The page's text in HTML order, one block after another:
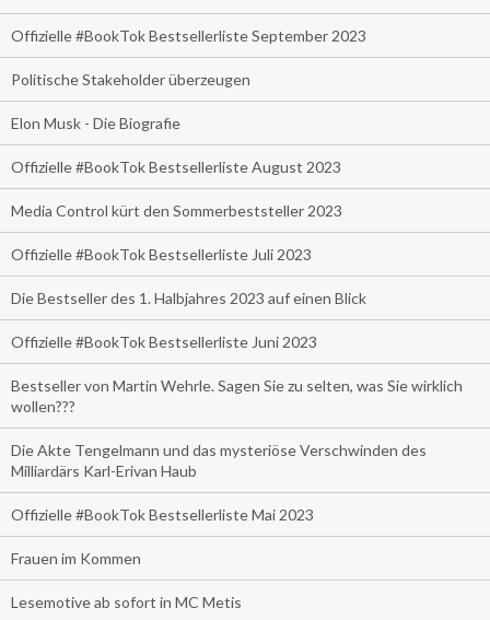
Offizielle #BookTok Bestsellerliste September 2023
Politische Stakeholder überzeugen
Elon Musk - Die Biografie
Offizielle #BookTok Bestsellerliste August 2023
Media Control kürt den Sommerbeststeller 2023
Offizielle #BookTok Bestsellerliste Juli 2023
Die Bestseller des 1. Halbjahres 2023 auf einen Blick
Offizielle #BookTok Bestsellerliste Juni 2023
Bestseller von Martin Wehrle. Sagen Sie zu selten, was Sie wirklich
wollen???
Die Akte Tengelmann und das mysteriöse Verschwinden des
Milliardärs Karl-Erivan Haub
Offizielle #BookTok Bestsellerliste Mai 2023
Frauen im Kommen
Lesemotive ab sofort in MC Metis